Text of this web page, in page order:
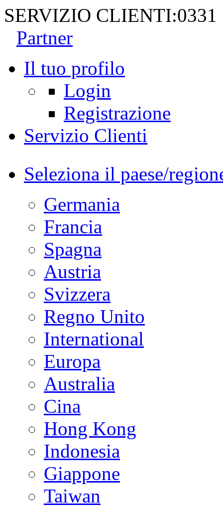
SERVIZIO CLIENTI:0331
Partner
Il tuo profilo
Login
Registrazione
Servizio Clienti
Seleziona il paese/
Germania
Francia
Spagna
Austria
Svizzera
Regno Unito
International
Europa
Australia
Cina
Hong Kong
Indonesia
Giappone
Taiwan